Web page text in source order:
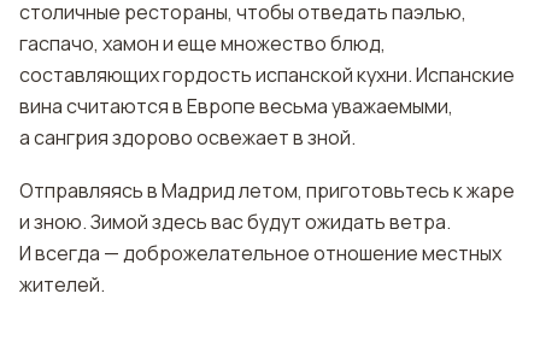
столичные рестораны, чтобы отведать паэлью,
гаспачо, хамон и еще множество блюд,
составляющих гордость испанской кухни. Испанские
вина считаются в Европе весьма уважаемыми,
а сангрия здорово освежает в зной.
Отправляясь в Мадрид летом, приготовьтесь к жаре
и зною. Зимой здесь вас будут ожидать ветра.
И всегда — доброжелательное отношение местных
жителей.